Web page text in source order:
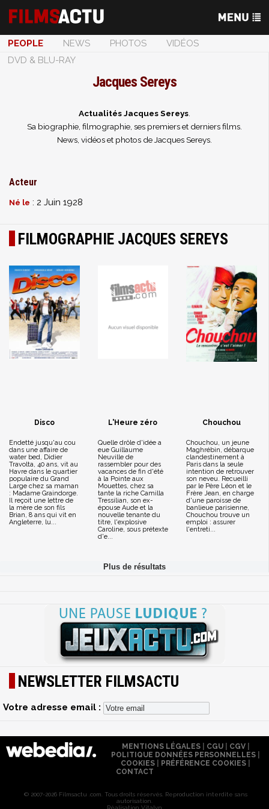
PEOPLE NEWS PHOTOS
VIDÉOS
DVD & BLU-RAY
Jacques Sereys
Actualités Jacques Sereys.
Sa biographie, filmographie, ses premiers et derniers films.
News, vidéos et photos de Jacques Sereys.
Acteur
Né le : 2 Juin 1928
FILMOGRAPHIE JACQUES SEREYS
Disco
Endetté jusqu'au cou
dans une affaire de
water bed, Didier
Travolta, 40 ans, vit au
Havre dans le quartier
populaire du Grand
Large chez sa maman
: Madame Graindorge.
Il reçoit une lettre de
la mère de son fils
Brian, 8 ans qui vit en
Angleterre, lu...
L'Heure zéro
Quelle drôle d'idée a
eue Guillaume
Neuville de
rassembler pour des
vacances de fin d'été
à la Pointe aux
Mouettes, chez sa
tante la riche Camilla
Tressilian, son ex-
épouse Aude et la
nouvelle tenante du
titre, l'explosive
Caroline, sous prétexte
d'e...
Chouchou
Chouchou, un jeune
Maghrébin, débarque
clandestinement à
Paris dans la seule
intention de retrouver
son neveu. Recueilli
par le Père Léon et le
Frère Jean, en charge
d'une paroisse de
banlieue parisienne,
Chouchou trouve un
emploi : assurer
l'entreti...
NEWSLETTER FILMSACTU
Votre adresse email :
MENTIONS LÉGALES| CGU| CGV|
POLITIQUE DONNÉES PERSONNELLES
COOKIES
PRÉFÉRENCE COOKIES
CONTACT
© 2007-2026 Filmsactu .com. Tous droits réservés. Reproduction interdite sans
autorisation.
Réalisation Vitalyn